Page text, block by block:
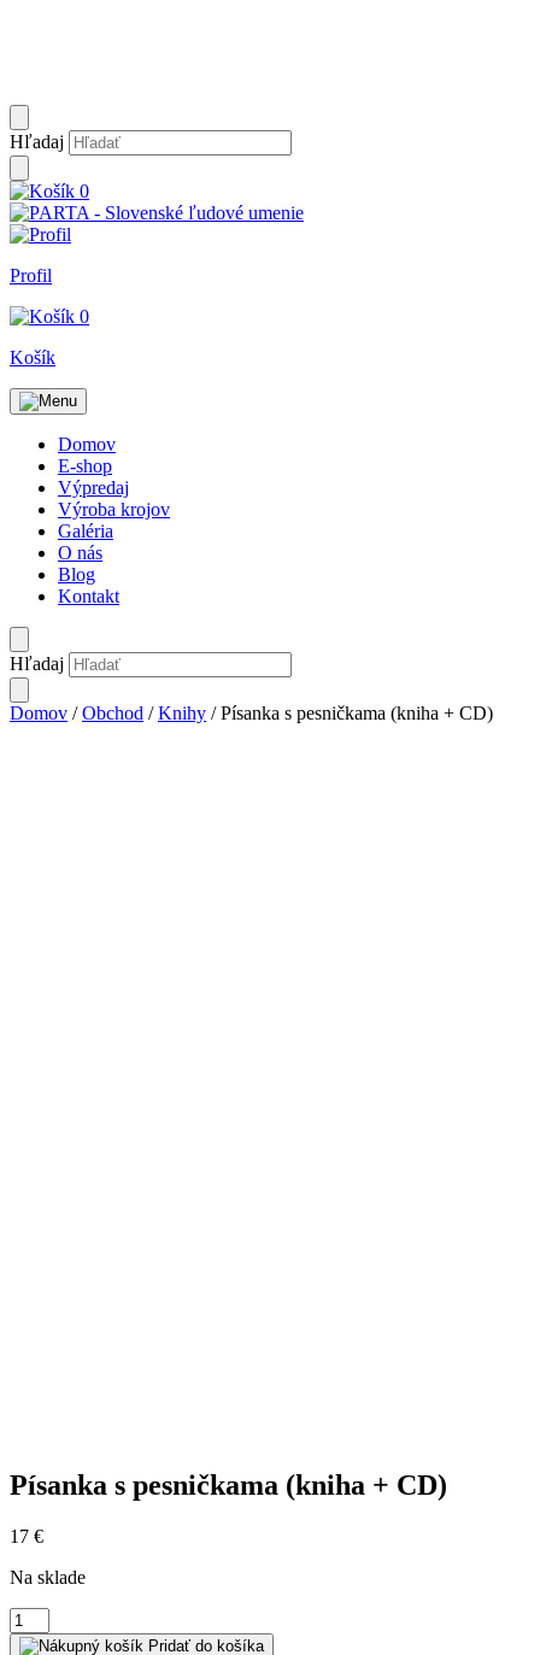
Hľadaj
0
Profil
0
Košík
Domov
E-shop
Výpredaj
Výroba krojov
Galéria
O nás
Blog
Kontakt
Hľadaj
Domov /Obchod /Knihy / Písanka s pesničkama (kniha + CD)
Písanka s pesničkama (kniha + CD)
17 €
Na sklade
množstvo
Písanka
Pridať do košíka